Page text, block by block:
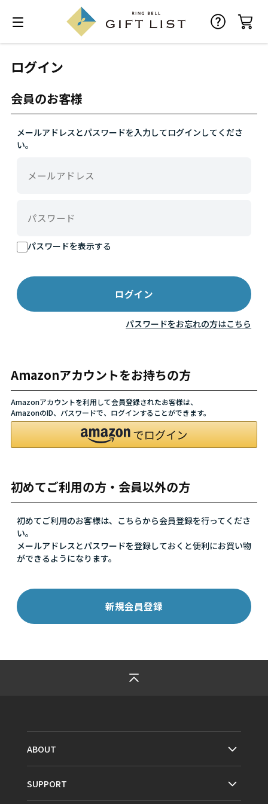
ログイン
会員のお客様
メールアドレスとパスワードを入力してログインしてくださ
い。
パスワードを表示する
パスワードをお忘れの方はこちら
Amazonアカウントをお持ちの方
Amazonアカウントを利用して会員登録されたお客様は、
AmazonのID、パスワードで、ログインすることができます。
初めてご利用の方・会員以外の方
初めてご利用のお客様は、こちらから会員登録を行ってくださ
い。
メールアドレスとパスワードを登録しておくと便利にお買い物
ができるようになります。
ABOUT
SUPPORT